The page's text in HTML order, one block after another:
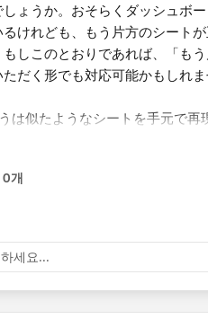
ょうか。おそらくダッシュボ
けれども、もう片方のシート
もしこのとおりであれば、「も
だく形でも対応可能かもしれま
は似たようなシートを手元で再
0개
세요...